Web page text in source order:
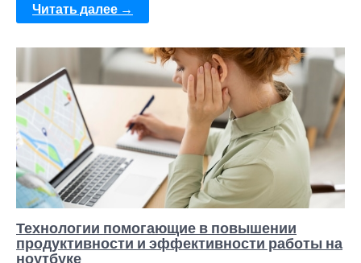
Читать далее →
Технологии помогающие в повышении
продуктивности и эффективности работы на
ноутбуке